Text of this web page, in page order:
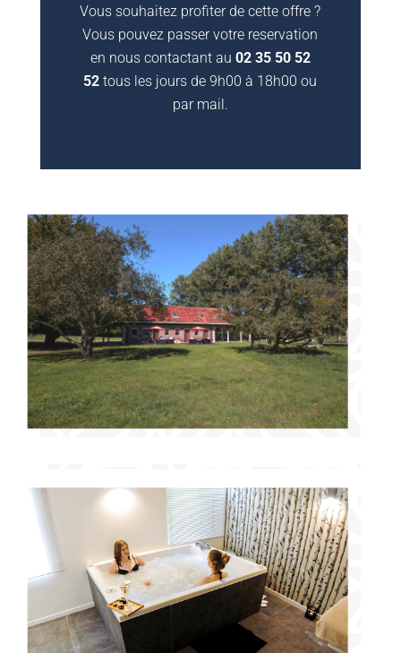
Vous souhaitez profiter de cette offre ?
Vous pouvez passer votre reservation
en nous contactant au 02 35 50 52
52tous les jours de 9h00 à 18h00 ou
par mail.